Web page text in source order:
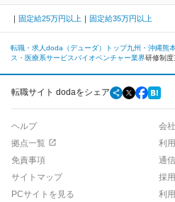
固定給25万円以上 固定給35万円以上
転職・求人doda（デューダ）トップ九州・沖縄熊
ス・医療系サービス バイオベンチャー業界研修制度
転職サイト dodaをシェア
ヘルプ
会
拠点一覧
利
免責事項
通
サイトマップ
採
PCサイトを見る
利